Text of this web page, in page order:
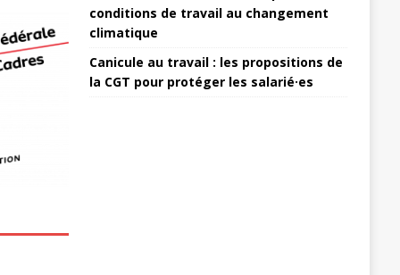
conditions de travail au changement
climatique
Canicule au travail : les propositions de
la CGT pour protéger les salarié·es